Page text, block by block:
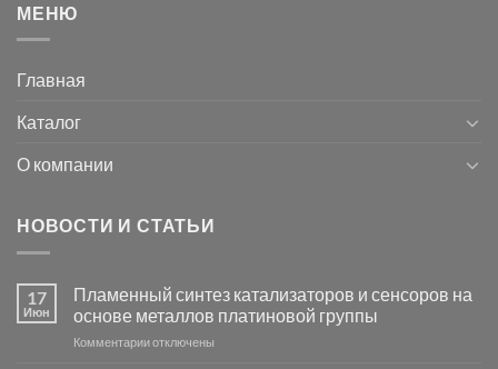
МЕНЮ
Главная
Каталог
О компании
НОВОСТИ И СТАТЬИ
17
Июн
Пламенный синтез катализаторов и сенсоров на
основе металлов платиновой группы
Комментариикотключены